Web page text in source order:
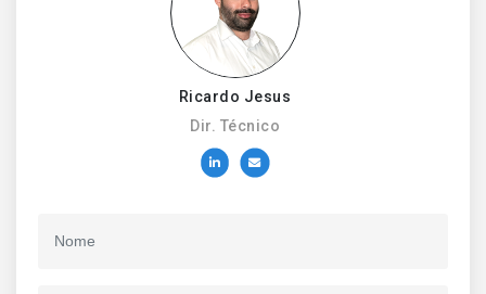
Ricardo Jesus
Dir. Técnico